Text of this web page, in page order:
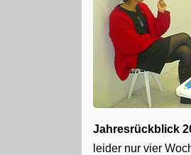
Jahresrückblick
leider nur vier